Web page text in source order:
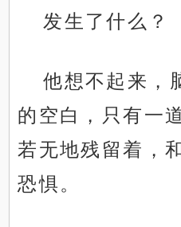
发生了什么？
他想不起来，
的空白，只有一
若无地残留着，
恐惧。